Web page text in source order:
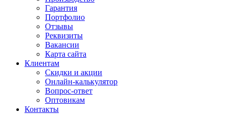
Гарантия
Портфолио
Отзывы
Реквизиты
Вакансии
Карта сайта
Клиентам
Скидки и акции
Онлайн-калькулятор
Вопрос-ответ
Оптовикам
Контакты